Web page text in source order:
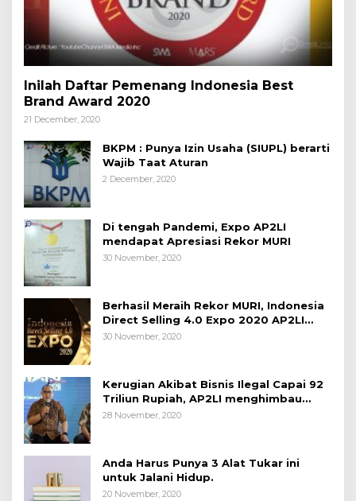
Inilah Daftar Pemenang Indonesia Best
Brand Award 2020
21 December, 2020
BKPM : Punya Izin Usaha (SIUPL) berarti
Wajib Taat Aturan
2 December, 2020
Di tengah Pandemi, Expo AP2LI
mendapat Apresiasi Rekor MURI
30 November, 2020
Berhasil Meraih Rekor MURI, Indonesia
Direct Selling 4.0 Expo 2020 AP2LI
berakhir sangat memuaskan
30 November, 2020
Kerugian Akibat Bisnis Ilegal Capai 92
Triliun Rupiah, AP2LI menghimbau
masyarakat Waspada.
28 November, 2020
Anda Harus Punya 3 Alat Tukar ini
untuk Jalani Hidup.
20 November, 2020